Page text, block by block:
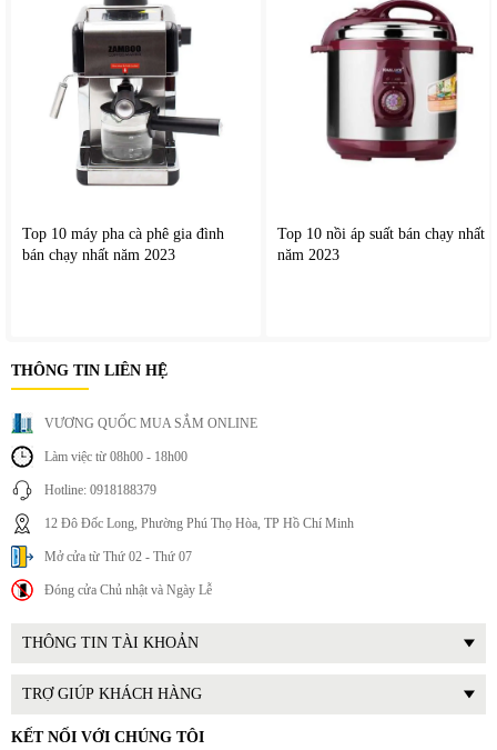
Top 10 máy pha cà phê gia đình
bán chạy nhất năm 2023
Top 10 nồi áp suất bán chạy nhất
năm 2023
THÔNG TIN LIÊN HỆ
VƯƠNG QUỐC MUA SẮM ONLINE
Làm việc từ 08h00 - 18h00
Hotline: 0918188379
12 Đô Đốc Long, Phường Phú Thọ Hòa, TP Hồ Chí Minh
Mở cửa từ Thứ 02 - Thứ 07
Đóng cửa Chủ nhật và Ngày Lễ
THÔNG TIN TÀI KHOẢN
TRỢ GIÚP KHÁCH HÀNG
KẾT NỐI VỚI CHÚNG TÔI